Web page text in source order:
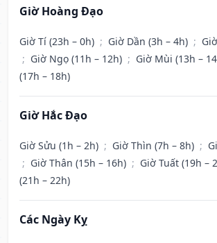
Giờ Hoàng Đạo
Giờ Tí (23h – 0h) ; Giờ Dần (3h – 4h) ;
; Giờ Ngọ (11h – 12h) ; Giờ Mùi (13h –
(17h – 18h)
Giờ Hắc Đạo
Giờ Sửu (1h – 2h) ; Giờ Thìn (7h – 8h) ;
; Giờ Thân (15h – 16h) ; Giờ Tuất (19h –
(21h – 22h)
Các Ngày Kỵ